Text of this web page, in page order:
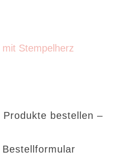
Produkte bestellen –